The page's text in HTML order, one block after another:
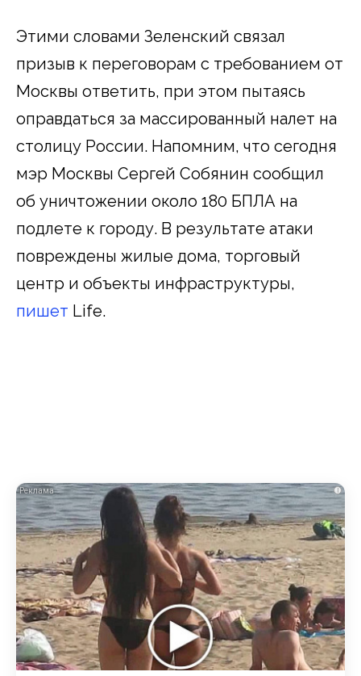
Этими словами Зеленский связал
призыв к переговорам с требованием от
Москвы ответить, при этом пытаясь
оправдаться за массированный налет на
столицу России. Напомним, что сегодня
мэр Москвы Сергей Собянин сообщил
об уничтожении около 180 БПЛА на
подлете к городу. В результате атаки
повреждены жилые дома, торговый
центр и объекты инфраструктуры,
пишет Life.
i